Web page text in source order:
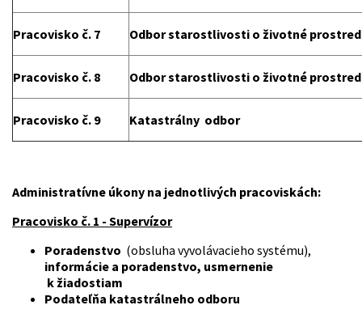
Pracovisko č. 7 Odbor starostlivosti o životné
Pracovisko č. 8 Odbor starostlivosti o životné
Pracovisko č. 9 Katastrálny odbor
Administratívne úkony na jednotlivých pracoviskách:
Pracovisko č. 1 - Supervízor
Poradenstvo (obsluha vyvolávacieho systému),
informácie a poradenstvo, usmernenie
k žiadostiam
Podateľňa katastrálneho odboru